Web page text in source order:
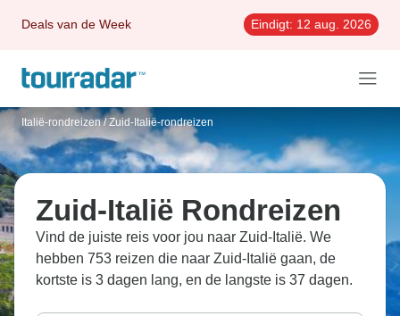
Deals van de Week Eindigt: 12 aug. 2026
Italië-rondreizen / Zuid-Italië-rondreizen
Zuid-Italië Rondreizen
Vind de juiste reis voor jou naar Zuid-Italië. We
hebben 753 reizen die naar Zuid-Italië gaan, de
kortste is 3 dagen lang, en de langste is 37 dagen.